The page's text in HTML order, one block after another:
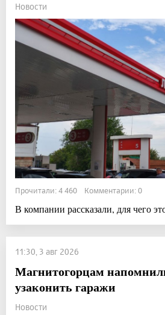
Новости
Прочитали: 4 460 Комментарии: 0
В компании рассказали, для чего
11:30, 3 авг 2026
Магнитогорцам
узаконить гаражи
Новости